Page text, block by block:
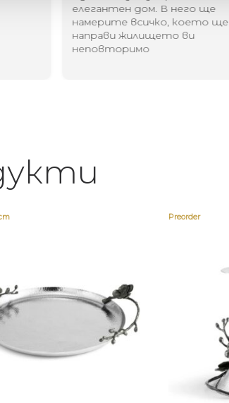
елегантен дом. В него ще
намерите всичко, което ще
направи жилището ви
неповторимо
Preorder